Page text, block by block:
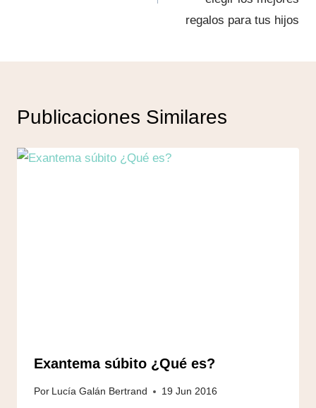
regalos para tus hijos
Publicaciones Similares
Exantema súbito ¿Qué es?
Por Lucía Galán Bertrand 19 Jun 2016